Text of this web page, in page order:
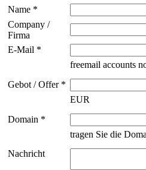
Name *
Company /
Firma
E-Mail *
freemail accounts
Gebot / Offer *
EUR
Domain *
tragen Sie die
Nachricht